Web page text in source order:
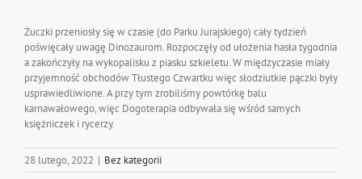
Żuczki przeniosły się w czasie (do Parku Jurajskiego) cały tydzień
poświęcały uwagę Dinozaurom. Rozpoczęły od ułożenia hasła tygodnia
a zakończyły na wykopalisku z piasku szkieletu. W międzyczasie miały
przyjemność obchodów Tłustego Czwartku więc słodziutkie pączki były
usprawiedliwione. A przy tym zrobiliśmy powtórkę balu
karnawałowego, więc Dogoterapia odbywała się wśród samych
księżniczek i rycerzy.
28 lutego, 2022 | Bez kategorii